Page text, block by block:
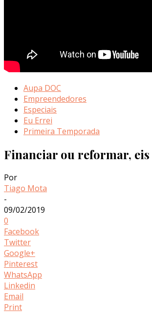
Aupa DOC
Empreendedores
Especiais
Eu Errei
Primeira Temporada
Financiar ou reformar, eis
Por
Tiago Mota
-
09/02/2019
0
Facebook
Twitter
Google+
Pinterest
WhatsApp
Linkedin
Email
Print